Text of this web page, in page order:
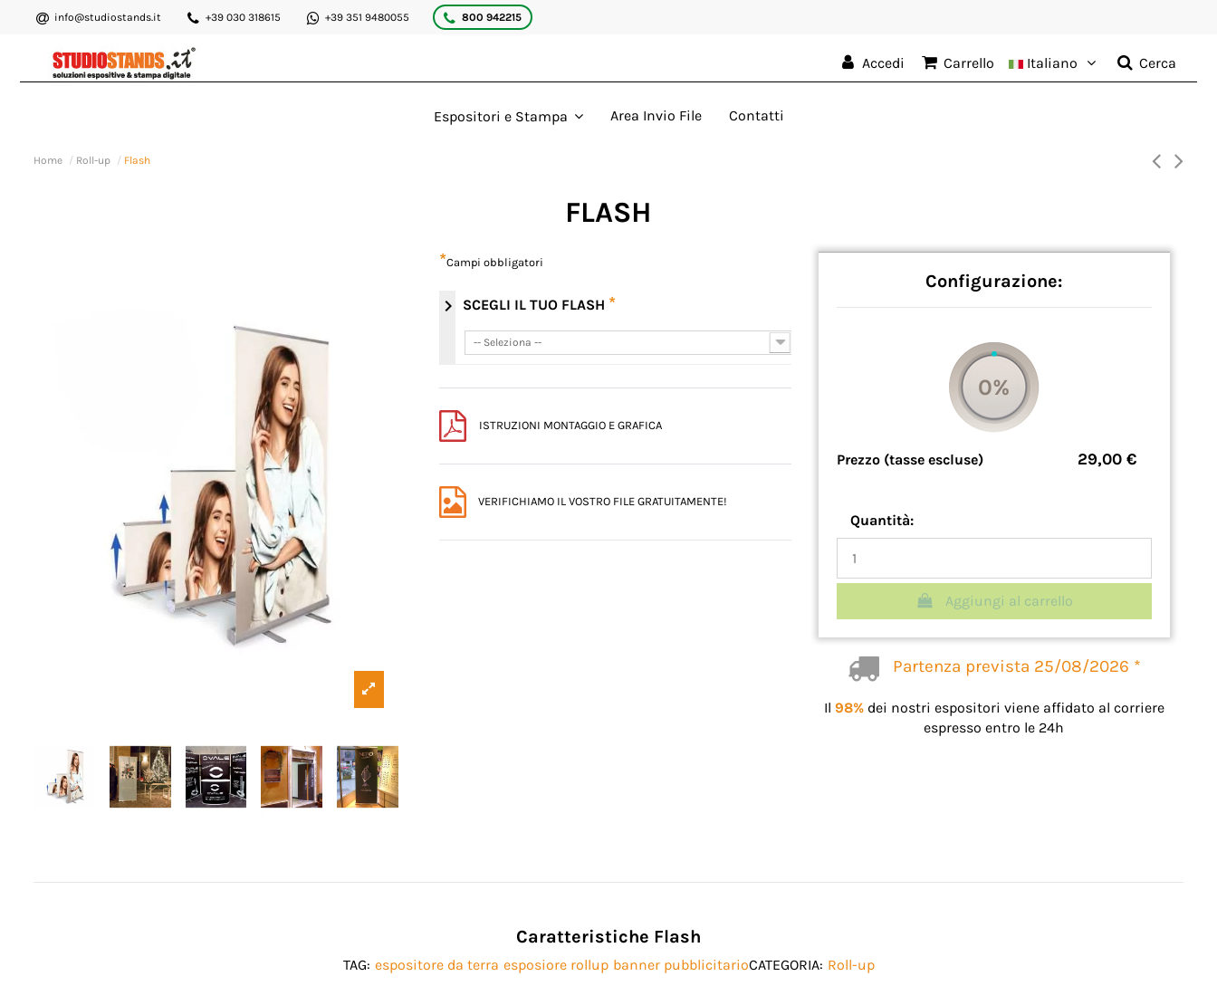
info@studiostands.it +39 030 318615 +39 351 9480055 800 942215
Accedi Carrello Italiano Cerca
Espositori e Stampa Area Invio File Contatti
Home Roll-up Flash
FLASH
*Campi obbligatori
chevron_right SCEGLI IL TUO FLASH *
-- Seleziona --
-- Seleziona --
ISTRUZIONI MONTAGGIO E GRAFICA
VERIFICHIAMO IL VOSTRO FILE GRATUITAMENTE!
Configurazione:
0%
Prezzo (tasse escluse) 29,00 €
Quantità:
Aggiungi al carrello
Partenza prevista 25/08/2026 *
Il 98%dei nostri espositori viene affidato al corriere
espresso entro le 24h
Caratteristiche Flash
TAG: espositore da terra esposiore rollup banner pubblicitarioCATEGORIA: Roll-up